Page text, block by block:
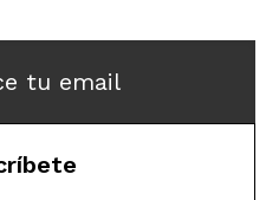
tu email